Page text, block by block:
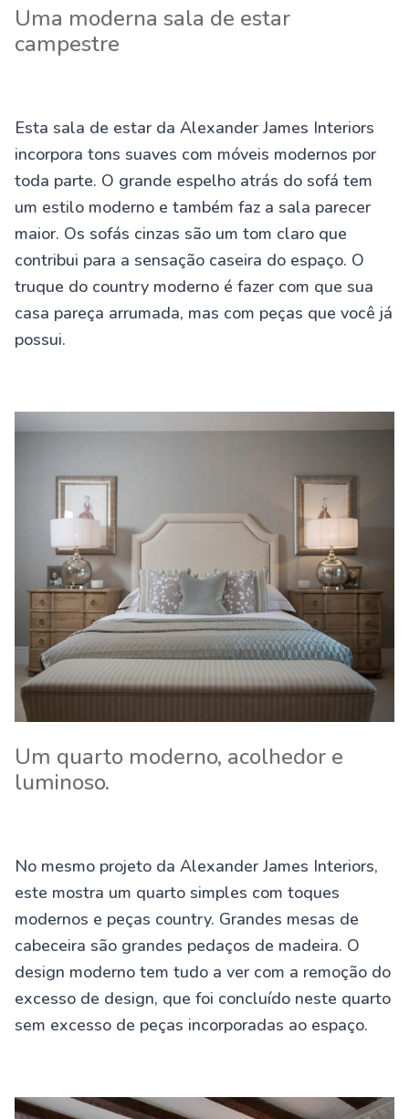
Uma moderna sala de estar
campestre
Esta sala de estar da Alexander James Interiors
incorpora tons suaves com móveis modernos por
toda parte. O grande espelho atrás do sofá tem
um estilo moderno e também faz a sala parecer
maior. Os sofás cinzas são um tom claro que
contribui para a sensação caseira do espaço. O
truque do country moderno é fazer com que sua
casa pareça arrumada, mas com peças que você já
possui.
Um quarto moderno, acolhedor e
luminoso.
No mesmo projeto da Alexander James Interiors,
este mostra um quarto simples com toques
modernos e peças country. Grandes mesas de
cabeceira são grandes pedaços de madeira. O
design moderno tem tudo a ver com a remoção do
excesso de design, que foi concluído neste quarto
sem excesso de peças incorporadas ao espaço.